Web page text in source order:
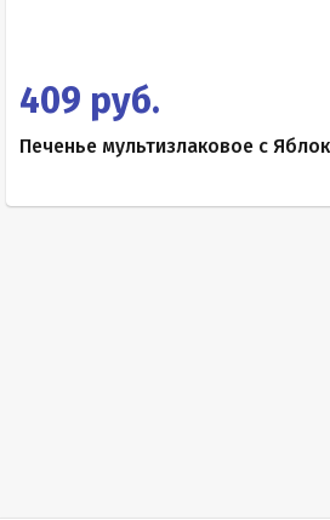
409 руб.
Печенье мультизлаковое с